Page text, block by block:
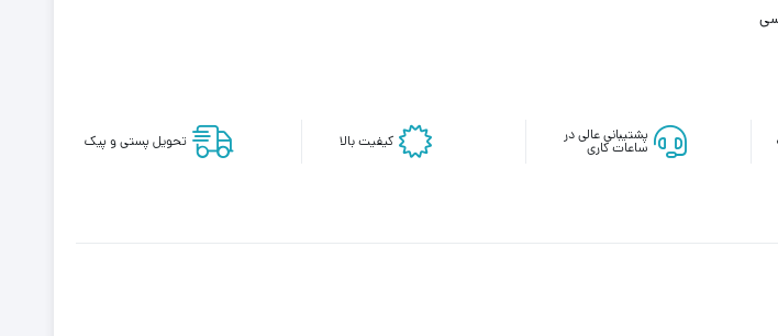
پشتیبانی عالی در
ساعات کاری کیفیت بالا تحویل پستی و پیک